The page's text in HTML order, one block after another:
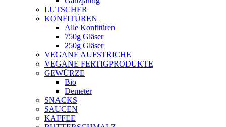
LUTSCHER
KONFITÜREN
Alle Konfitüren
750g Gläser
250g Gläser
VEGANE AUFSTRICHE
VEGANE FERTIGPRODUKTE
GEWÜRZE
Bio
Demeter
SNACKS
SAUCEN
KAFFEE